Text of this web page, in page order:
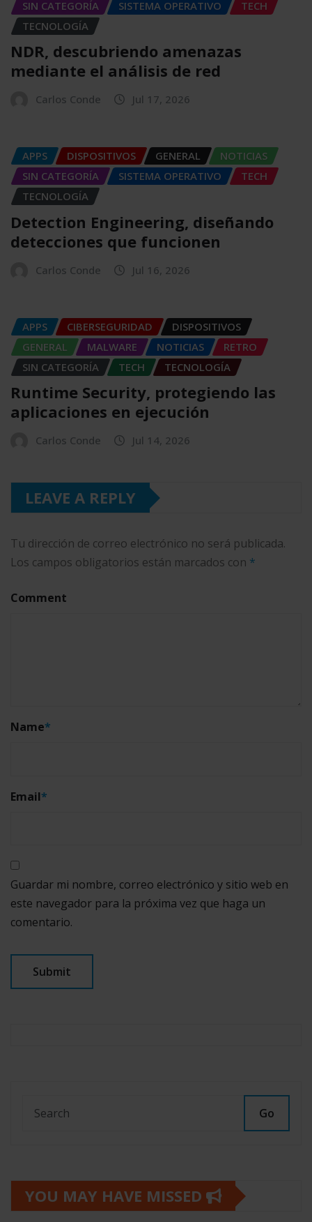
SIN CATEGORÍA SISTEMA OPERATIVO
TECH
TECNOLOGÍA
NDR, descubriendo amenazas
mediante el análisis de red
Carlos Conde Jul 17, 2026
APPS DISPOSITIVOS GENERAL
NOTICIAS
SIN CATEGORÍA
SISTEMA OPERATIVO
TECH
TECNOLOGÍA
Detection Engineering, diseñando
detecciones que funcionen
Carlos Conde Jul 16, 2026
APPS CIBERSEGURIDAD
DISPOSITIVOS
GENERAL
MALWARE NOTICIAS
RETRO
SIN CATEGORÍA
TECH TECNOLOGÍA
Runtime Security, protegiendo las
aplicaciones en ejecución
Carlos Conde Jul 14, 2026
LEAVE A REPLY
Tu dirección de correo electrónico no será publicada.
Los campos obligatorios están marcados con *
Comment
Name*
Email*
Guardar mi nombre, correo electrónico y sitio web en
este navegador para la próxima vez que haga un
comentario.
Go
YOU MAY HAVE MISSED